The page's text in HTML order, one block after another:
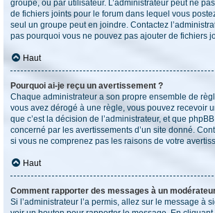
groupe, ou par utilisateur. L’administrateur peut ne
de fichiers joints pour le forum dans lequel vous
seul un groupe peut en joindre. Contactez
pas pourquoi vous ne pouvez pas ajouter de fichiers
Haut
Pourquoi ai-je reçu un avertissement ?
Chaque administrateur a son propre ensemble de
vous avez dérogé à une règle, vous pouvez recevoir
que c’est la décision de l’administrateur, et que
concerné par les avertissements d’un site donné.
si vous ne comprenez pas les raisons de votre
Haut
Comment rapporter des messages à un
Si l’administrateur l’a permis, allez sur le message à